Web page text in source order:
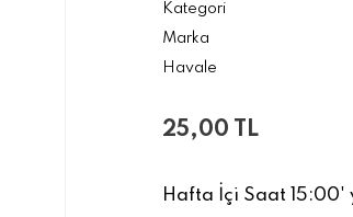
Kategori
Marka
Havale
25,00 TL
Hafta İçi Saat 15:00'